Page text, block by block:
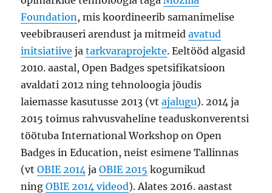
Foundation , mis koordineerib samanimelise
veebibrauseri arendust ja mitmeidavatud
initsiatiive jatarkvaraprojekte. Eeltööd algasid
2010. aastal, Open Badges spetsifikatsioon
avaldati 2012 ning tehnoloogia jõudis
laiemasse kasutusse 2013 (vtajalugu). 2014 ja
2015 toimus rahvusvaheline teaduskonverentsi
töötuba International Workshop on Open
Badges in Education, neist esimene Tallinnas
(vtOBIE 2014 jaOBIE 2015 kogumikud
ningOBIE 2014 videod). Alates 2016. aastast